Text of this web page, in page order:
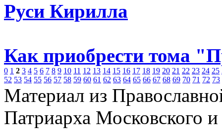
Руси Кирилла
Как приобрести тома
0 1 2 3 4 5 6 7 8 9 10 11 12 13 14 15 16 17 18 19 20 21 22 23 24 25
52 53 54 55 56 57 58 59 60 61 62 63 64 65 66 67 68 69 70 71 72 73
Материал из
Патриарха Московского